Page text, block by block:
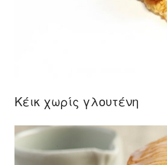
Κέικ χωρίς γλουτένη